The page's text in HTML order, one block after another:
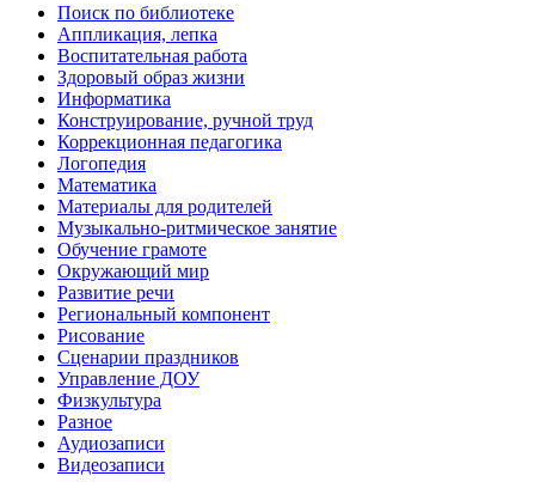
Поиск по библиотеке
Аппликация, лепка
Воспитательная работа
Здоровый образ жизни
Информатика
Конструирование, ручной труд
Коррекционная педагогика
Логопедия
Математика
Материалы для родителей
Музыкально-ритмическое занятие
Обучение грамоте
Окружающий мир
Развитие речи
Региональный компонент
Рисование
Сценарии праздников
Управление ДОУ
Физкультура
Разное
Аудиозаписи
Видеозаписи